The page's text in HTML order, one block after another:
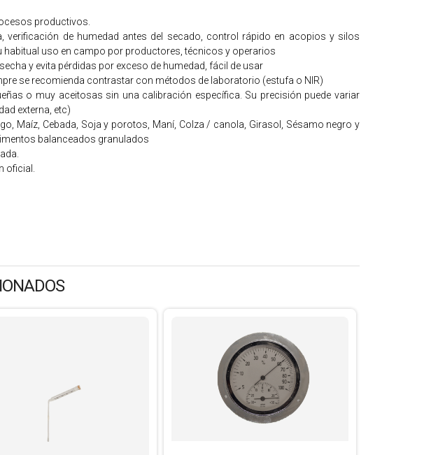
productivos.
de humedad antes del secado, control rápido en acopios y silos
uso en campo por productores, técnicos y operarios
y evita pérdidas por exceso de humedad, fácil de usar
se recomienda contrastar con métodos de laboratorio (estufa o NIR)
o muy aceitosas sin una calibración específica. Su precisión puede variar
externa, etc)
Maíz, Cebada, Soja y porotos, Maní, Colza / canola, Girasol, Sésamo negro y
balanceados granulados
oficial.